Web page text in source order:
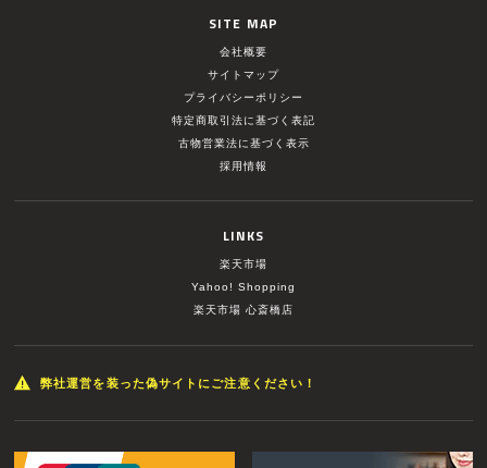
SITE MAP
会社概要
サイトマップ
プライバシーポリシー
特定商取引法に基づく表記
古物営業法に基づく表示
採用情報
LINKS
楽天市場
Yahoo! Shopping
楽天市場 心斎橋店
弊社運営を装った偽サイトにご注意ください！